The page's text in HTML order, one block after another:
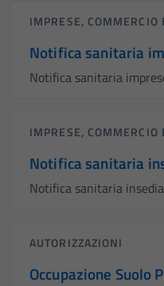
IMPRESE, COMMERCIO
Notifica sanitaria
Notifica sanitaria
IMPRESE, COMMERCIO
Notifica sanitaria
Notifica sanitaria
AUTORIZZAZIONI
Occupazione Suolo